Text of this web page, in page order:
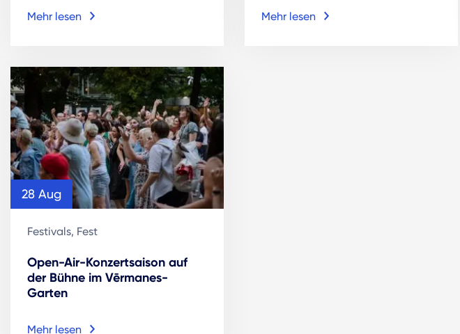
Mehr lesen Mehr lesen
28 Aug
Festivals, Fest
Open-Air-Konzertsaison auf
der Bühne im Vērmanes-
Garten
Mehr lesen